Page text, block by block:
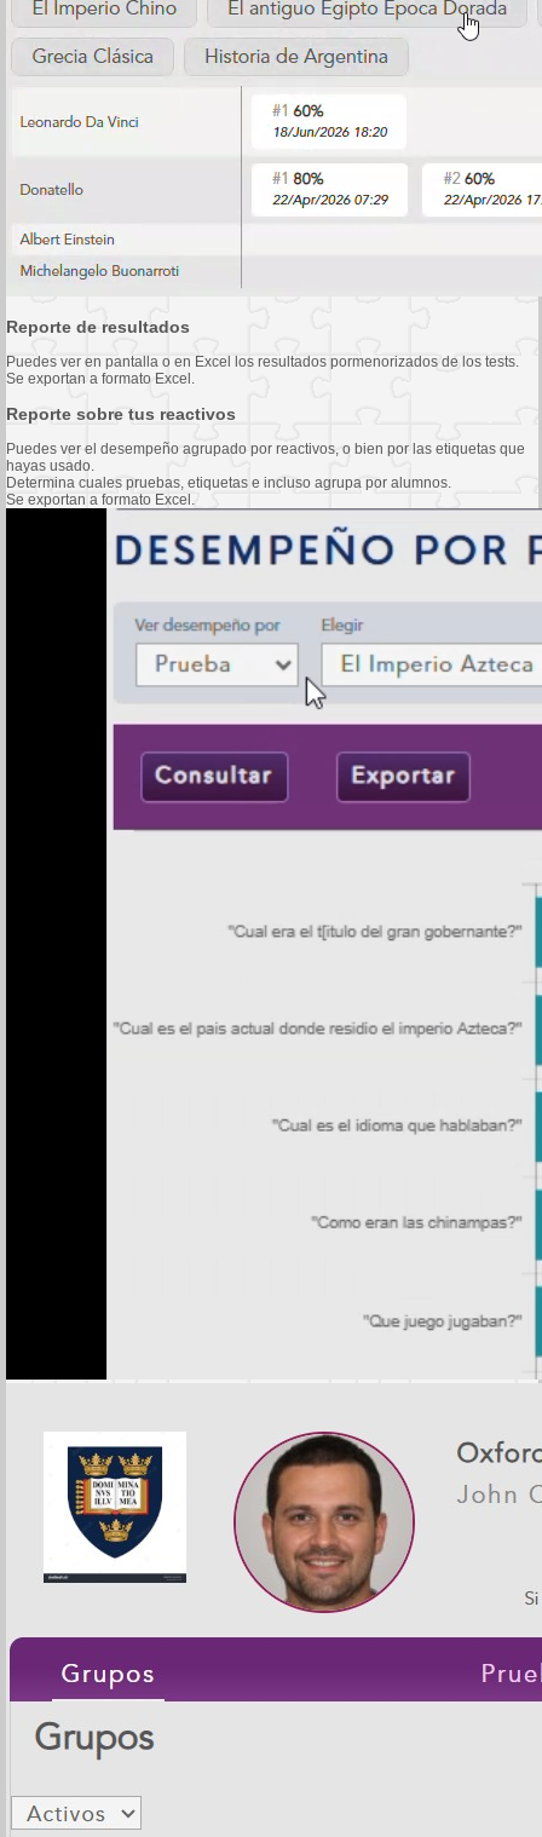
Reporte de resultados
Puedes ver en pantalla o en Excel los resultados pormenorizados de los tests.
Se exportan a formato Excel.
Reporte sobre tus reactivos
Puedes ver el desempeño agrupado por reactivos, o bien por las etiquetas que
hayas usado.
Determina cuales pruebas, etiquetas e incluso agrupa por alumnos.
Se exportan a formato Excel.